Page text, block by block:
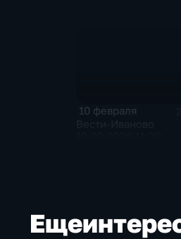
10 февраля
Еще